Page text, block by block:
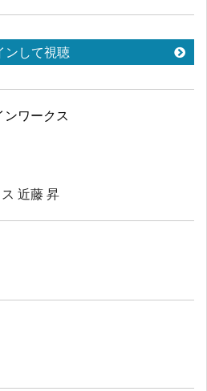
ンして視聴
ンワークス
近藤 昇